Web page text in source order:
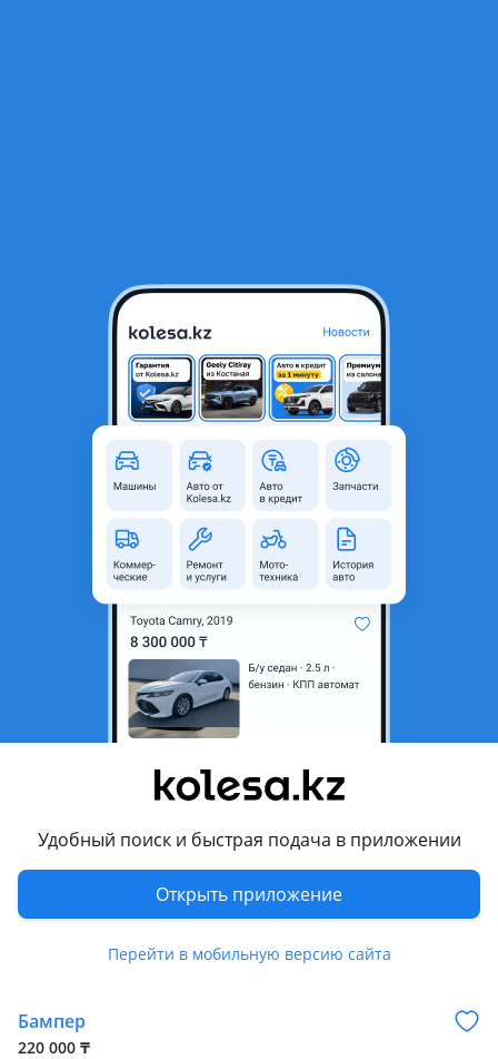
Удобный поиск и быстрая подача в приложении
Открыть приложение
Перейти в мобильную версию сайта
304 10
Бампер передний и задний KIA CERATO
8
Kia Cerato 2008 - 2013 2 буыны
Новая, есть в наличии Бампер передний и задний KIA CERATO, цены начинаются ОТ 10 000 тг и выше в зависимости от модели и года выпуска. Так же имеются и другие запчасти в наличии для данной марки автомашины. По всем вопросам можете звонить или написать. Есть доставка по городу и отправка по регионам РК.
Алматы
2693 119
Бампер
220 000 ₸